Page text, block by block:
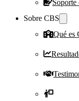
Sobre CBS
Qué es